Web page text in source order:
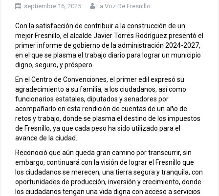
septiembre 16, 2025 La Voz De Fresnillo
Con la satisfacción de contribuir a la construcción de un
mejor Fresnillo, el alcalde Javier Torres Rodríguez presentó el
primer informe de gobierno de la administración 2024-2027,
en el que se plasma el trabajo diario para lograr un municipio
digno, seguro, y próspero.
En el Centro de Convenciones, el primer edil expresó su
agradecimiento a su familia, a los ciudadanos, así como
funcionarios estatales, diputados y senadores por
acompañarlo en esta rendición de cuentas de un año de
retos y trabajo, donde se plasma el destino de los impuestos
de Fresnillo, ya que cada peso ha sido utilizado para el
avance de la ciudad.
Reconoció que aún queda gran camino por transcurrir, sin
embargo, continuará con la visión de lograr el Fresnillo que
los ciudadanos se merecen, una tierra segura y tranquila, con
oportunidades de producción, inversión y crecimiento, donde
los ciudadanos tengan una vida digna con acceso a servicios